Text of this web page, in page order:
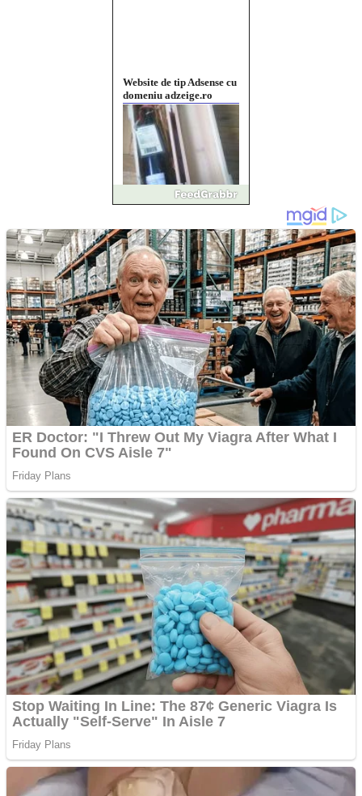
Website de tip Adsense cu
domeniu adzeige.ro
Vând sticlă cu vin din
Chardonnay
Împrumut si investitii
Ofera def între special
Vând domeniu+website
de publicitate de tip
Adsense
Pastorul Liviu Radu a
trecut la Domnul